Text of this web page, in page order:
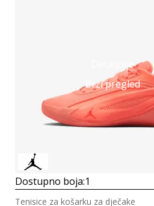
Detaljnije
Brzi pregled
Dostupno boja:1
Tenisice za košarku za dječake